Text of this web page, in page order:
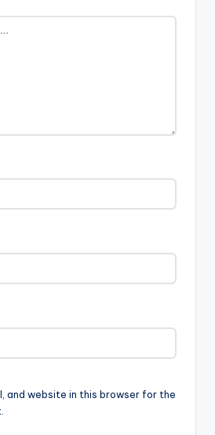
and website in this browser for the